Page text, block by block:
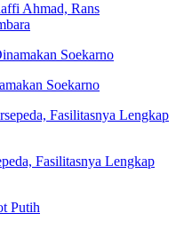
Ahmad, Rans
Soekarno
Fasilitasnya Lengkap